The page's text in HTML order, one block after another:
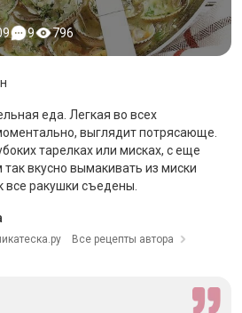
9 796
еда. Легкая во всех
выглядит потрясающе.
тарелках или мисках, с еще
вкусно вымакивать из миски
все ракушки съедены.
Все рецепты автора